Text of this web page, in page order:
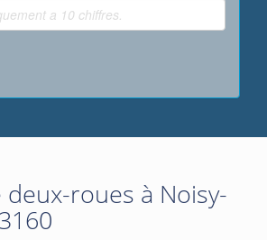
deux-roues à Noisy-